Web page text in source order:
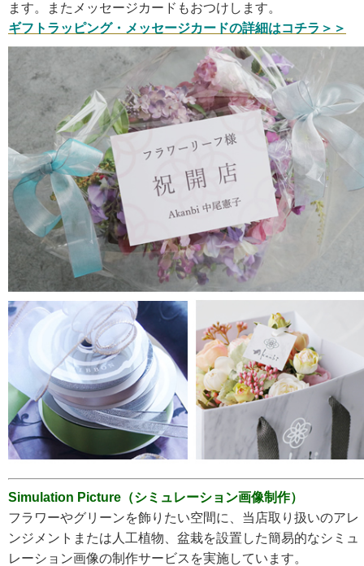
ます。またメッセージカードもおつけします。
ギフトラッピング・メッセージカードの詳細はコチラ＞＞
Simulation Picture（シミュレーション画像制作）
フラワーやグリーンを飾りたい空間に、当店取り扱いのアレ
ンジメントまたは人工植物、盆栽を設置した簡易的なシミュ
レーション画像の制作サービスを実施しています。